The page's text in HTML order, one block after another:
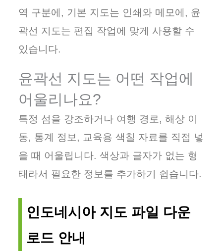
역 구분에, 기본 지도는 인쇄와 메모에, 윤
곽선 지도는 편집 작업에 맞게 사용할 수
있습니다.
윤곽선 지도는 어떤 작업에
어울리나요?
특정 섬을 강조하거나 여행 경로, 해상 이
동, 통계 정보, 교육용 색칠 자료를 직접 넣
을 때 어울립니다. 색상과 글자가 없는 형
태라서 필요한 정보를 추가하기 쉽습니다.
인도네시아 지도 파일 다운
로드 안내